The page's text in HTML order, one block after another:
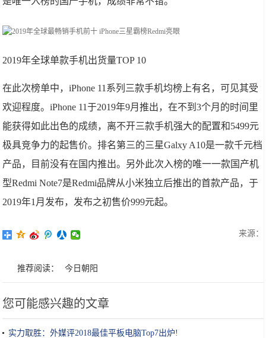
2019年全球单款手机出货量TOP 10
在此次榜单中，iPhone 11系列三款手机均榜上有名，可见其受
欢迎程度。iPhone 11于2019年9月推出，在不到3个月的时间里
能获得如此出色的成绩，离不开三款手机强大的配置和5499元
极具竞争力的起售价。排名第三的三星Galxy A10是一款千元档
产品，目前没有在国内推出。另外此次入榜的唯一一款国产机
型Redmi Note7是Redmi品牌从小米独立后推出的首款产品，于
2019年1月发布，发布之初售价999元起。
来源：
推荐阅读： 今日朝阳
您可能感兴趣的文章
实力取胜：外媒评2018最佳平板电脑Top7出炉!